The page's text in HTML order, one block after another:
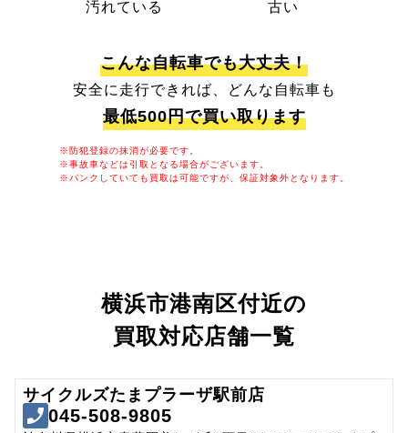
汚れている 古い
こんな自転車でも大丈夫！
安全に走行できれば、どんな自転車も
最低500円で買い取ります
※防犯登録の抹消が必要です。
※事故車などは引取となる場合がございます。
※パンクしていても買取は可能ですが、保証対象外となります。
横浜市港南区付近の
買取対応店舗一覧
サイクルズたまプラーザ駅前店
045-508-9805